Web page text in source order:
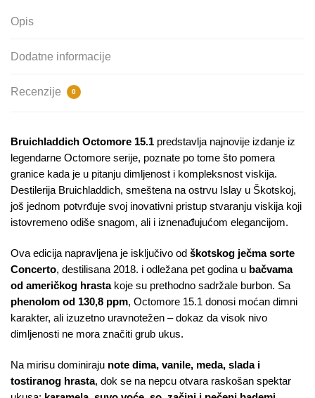
Opis
Dodatne informacije
Recenzije 0
Bruichladdich Octomore 15.1 predstavlja najnovije izdanje iz
legendarne Octomore serije, poznate po tome što pomera
granice kada je u pitanju dimljenost i kompleksnost viskija.
Destilerija Bruichladdich, smeštena na ostrvu Islay u Škotskoj,
još jednom potvrđuje svoj inovativni pristup stvaranju viskija koji
istovremeno odiše snagom, ali i iznenađujućom elegancijom.
Ova edicija napravljena je isključivo od škotskog ječma sorte
Concerto, destilisana 2018. i odležana pet godina u bačvama
od američkog hrastakoje su prethodno sadržale burbon. Sa
phenolom od 130,8 ppm, Octomore 15.1 donosi moćan dimni
karakter, ali izuzetno uravnotežen – dokaz da visok nivo
dimljenosti ne mora značiti grub ukus.
Na mirisu dominiraju note dima, vanile, meda, slada i
tostiranog hrasta, dok se na nepcu otvara raskošan spektar